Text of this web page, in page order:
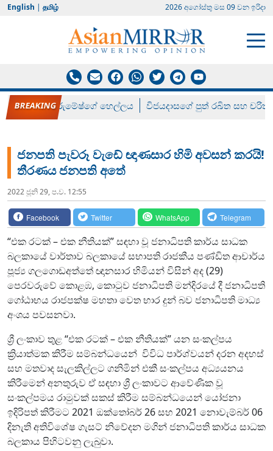
English | தமிழ் 2026 අගෝස්‍තු මස 09 වන ඉරිදා
රන් ගෙනා රුමේෂ්ගේ හෙල්ලය විජයදාසගේ පුත් රඛිත සහ චරිත්
ජනපති පැවරූ වැඩේ ඥාණසාර හිමි අවසන් කරයි!
තීරණය ජනපති අතේ
2022 ජූනි 29, ප.ව. 12:55
Facebook Twitter WhatsApp Telegram
“එක රටක් – එක නීතියක්” සඳහා වූ ජනාධිපති කාර්ය සාධක
බලකායේ වාර්තාව බලකායේ සභාපති රාජකීය පණ්ඩිත ආචාර්ය
පූජ්‍ය ගලගොඩඅත්තේ ඥානසාර හිමියන් විසින් අද (29)
පෙරවරුවේ කොළඹ, කොටුව ජනාධිපති මන්දිරයේ දී ජනාධිපති
ගෝඨාභය රාජපක්ෂ මහතා වෙත භාර දුන් බව ජනාධිපති මාධ්‍ය
අංශය පවසනවා.
ශ්‍රී ලංකාව තුළ “එක රටක් – එක නීතියක්” යන සංකල්පය
ක්‍රියාත්මක කිරීම සම්බන්ධයෙන් විවිධ පාර්ශ්වයන් දරන අදහස්
සහ මතවාද සැලකිල්ලට ගනිමින් එකී සංකල්පය අධ්‍යයනය
කිරීමෙන් අනතුරුව ඒ සඳහා ශ්‍රී ලංකාවට ආවේණික වූ
සංකල්පමය රාමුවක් සකස් කිරීම සම්බන්ධයෙන් යෝජනා
ඉදිරිපත් කිරීමට 2021 ඔක්තෝබර් 26 සහ 2021 නොවැම්බර් 06
දිනැති අතිවිශේෂ ගැසට් නිවේදන මගින් ජනාධිපති කාර්ය සාධක
බලකාය පිහිටවනු ලැබුවා.